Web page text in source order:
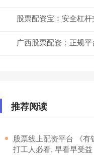
股票配资宝：安全杠
广西股票配资：正规
推荐阅读
股票线上配资平台 《
打工人必看, 早看早受益